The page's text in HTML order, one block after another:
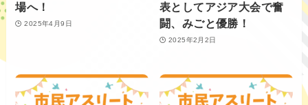
場へ！
2025年4月9日
表としてアジア大会で奮
闘、みごと優勝！
2025年2月2日